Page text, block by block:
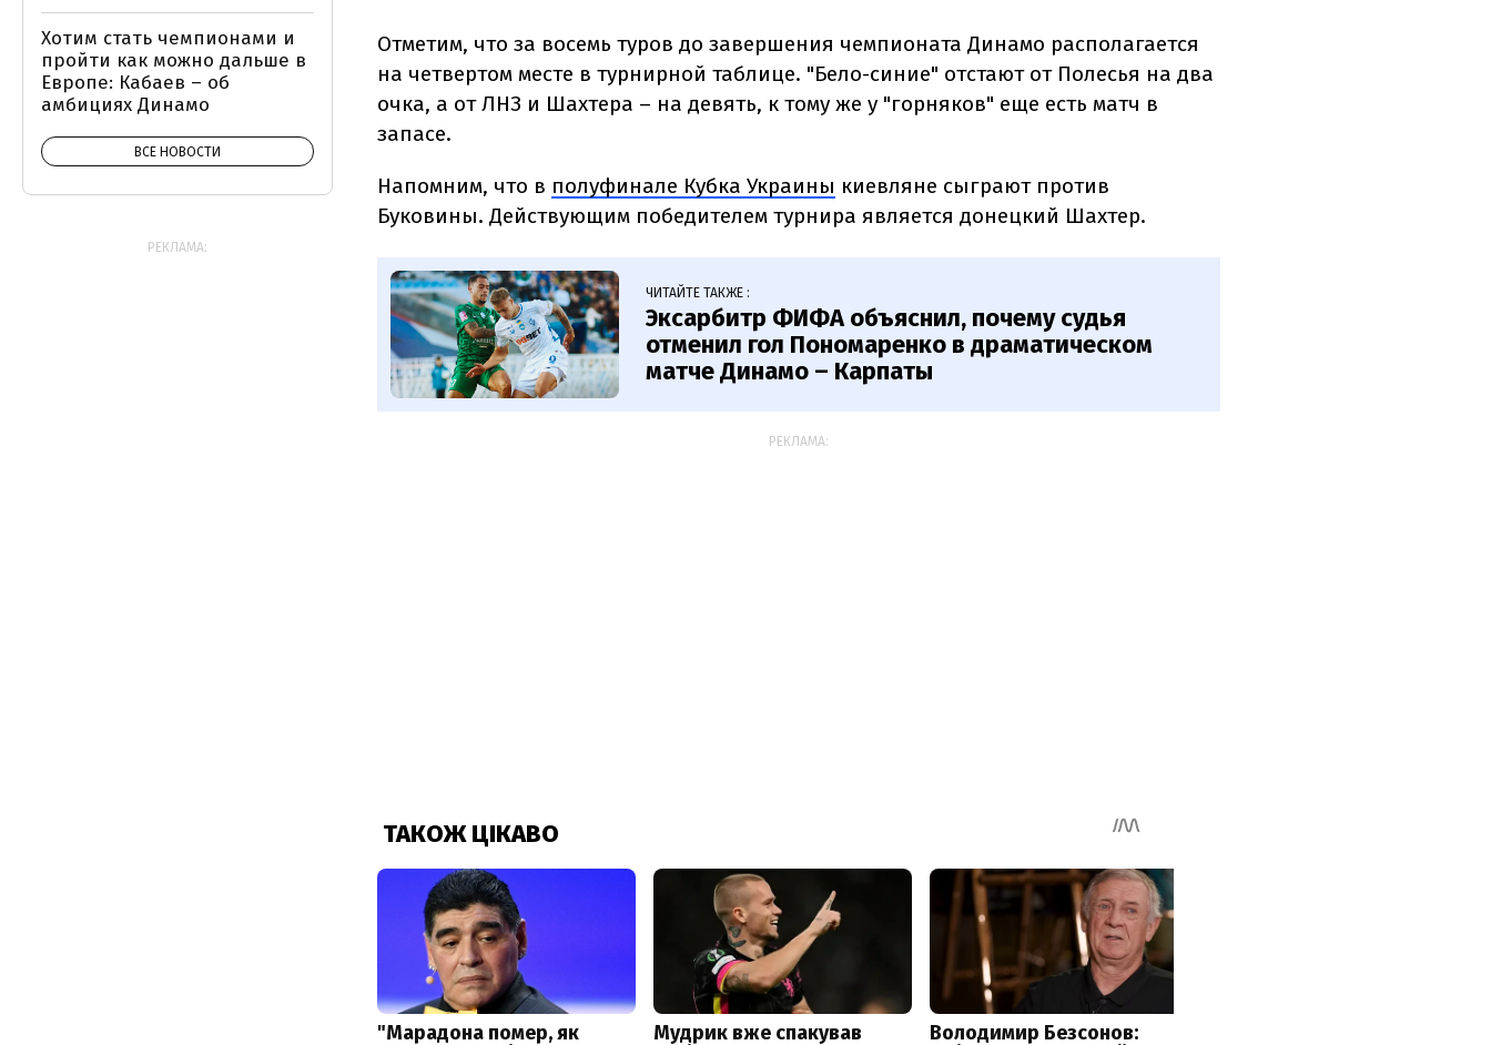
Отметим, что за восемь туров до завершения чемпионата Динамо располагается
на четвертом месте в турнирной таблице. "Бело-синие" отстают от Полесья на два
очка, а от ЛНЗ и Шахтера – на девять, к тому же у "горняков" еще есть матч в
запасе.
Напомним, что в полуфинале Кубка Украины киевляне сыграют против
Буковины. Действующим победителем турнира является донецкий Шахтер.
ЧИТАЙТЕ ТАКЖЕ :
Эксарбитр ФИФА объяснил, почему судья
отменил гол Пономаренко в драматическом
матче Динамо – Карпаты
РЕКЛАМА:
Хотим стать чемпионами и
пройти как можно дальше в
Европе: Кабаев – об
амбициях Динамо
ВСЕ НОВОСТИ
РЕКЛАМА: